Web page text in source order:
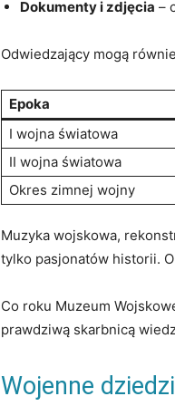
Dokumenty ​i zdjęcia –
Odwiedzający⁢ mogą
Epoka
I ​wojna światowa
II wojna światowa
Okres zimnej wojny
Muzyka wojskowa,
tylko pasjonatów historii.
Co⁤ roku Muzeum
prawdziwą ⁢skarbnicą⁤
Wojenne